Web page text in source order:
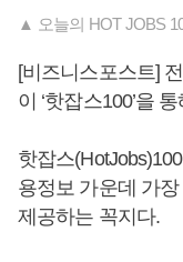
▲ 오늘의 HOT JOBS
[비즈니스포스트]
이 ‘핫잡스100’을
핫잡스
용정보 가운데 가
제공하는 꼭지다.